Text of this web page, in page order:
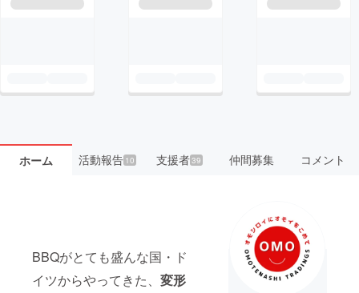
ホーム 活動報告10 支援者39 仲間募集 コメント
BBQがとても盛んな国・ド
イツからやってきた、 変形